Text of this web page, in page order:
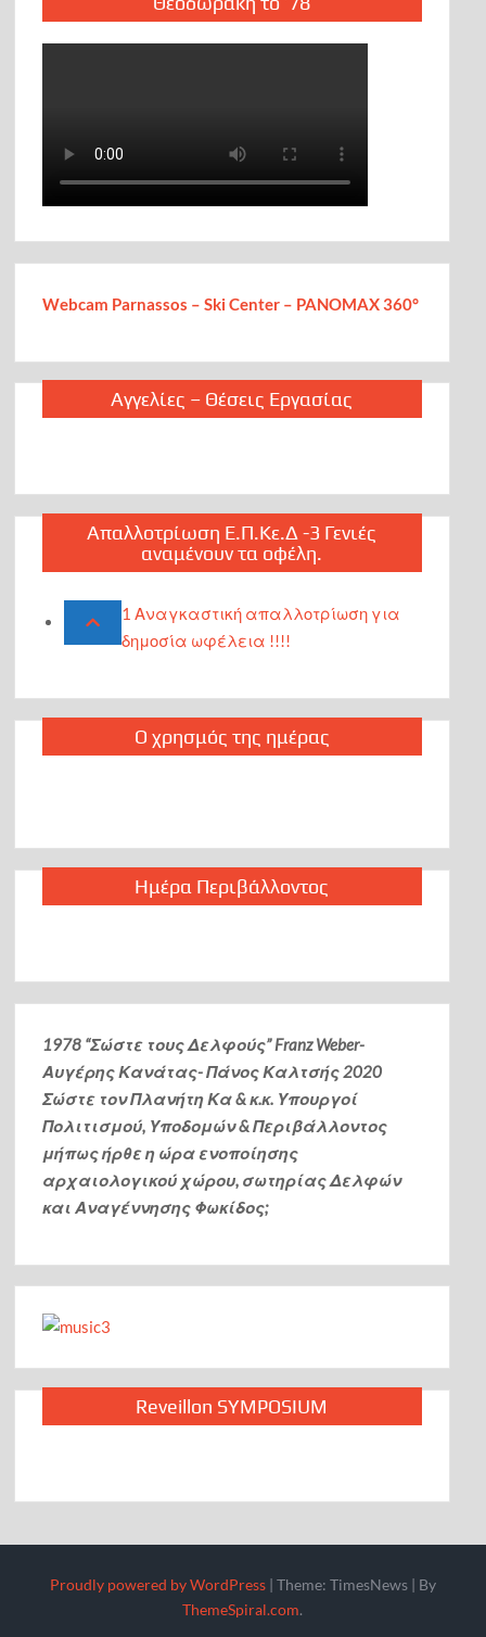
Webcam Parnassos – Ski Center – PANOMAX 360°
Αγγελίες – Θέσεις Εργασίας
Απαλλοτρίωση Ε.Π.Κε.Δ -3 Γενιές
αναμένουν τα οφέλη.
1 Αναγκαστική απαλλοτρίωση για
δημοσία ωφέλεια !!!!
Ο χρησμός της ημέρας
Ημέρα Περιβάλλοντος
1978 “Σώστε τους Δελφούς” Franz Weber-
Αυγέρης Κανάτας- Πάνος Καλτσής2020
Σώστε τον Πλανήτη Κα & κ.κ. Υπουργοί
Πολιτισμού, Υποδομών & Περιβάλλοντος
μήπως ήρθε η ώρα ενοποίησης
αρχαιολογικού χώρου, σωτηρίας Δελφών
και Αναγέννησης Φωκίδος;
Reveillon SYMPOSIUM
Proudly powered by WordPress | Theme: TimesNews | By
ThemeSpiral.com.